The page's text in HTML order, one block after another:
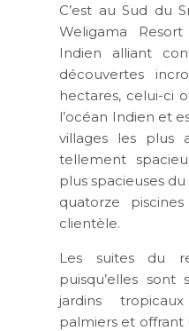
C’est au Sud du
Weligama
Indien alliant
découvertes
hectares, celui-ci
l’océan Indien et
villages les plus
tellement
plus spacieuses
quatorze
clientèle.
Les suites du
puisqu’elles
jardins
palmiers et offrant